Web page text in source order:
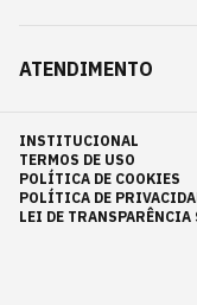
ATENDIMENTO
INSTITUCIONAL
TERMOS DE USO
POLÍTICA DE COOKIES
POLÍTICA DE
LEI DE TRANSPARÊNCIA